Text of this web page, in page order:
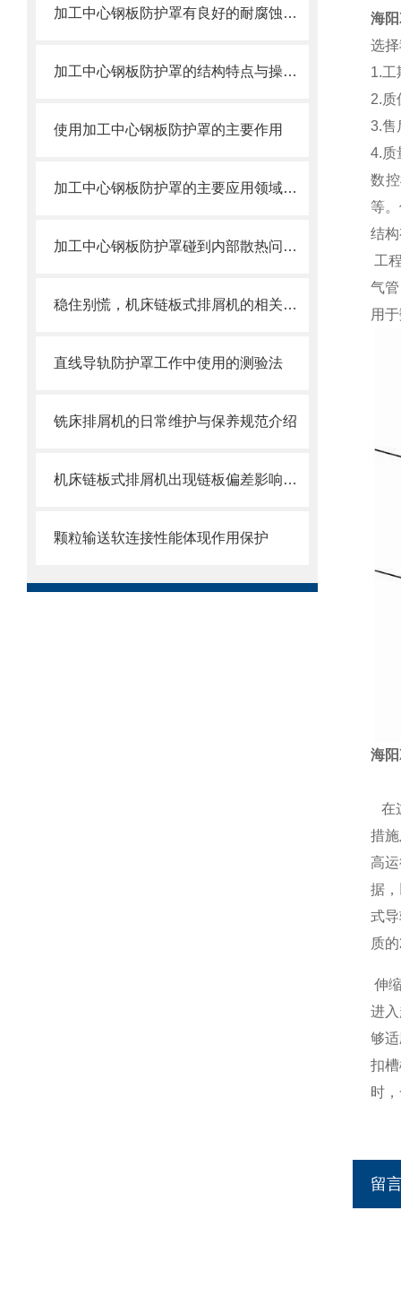
加工中心钢板防护罩有良好的耐腐蚀性，能在各种环境下长时间使用
加工中心钢板防护罩的结构特点与操作维护方式
使用加工中心钢板防护罩的主要作用
加工中心钢板防护罩的主要应用领域和产品的主要特性
加工中心钢板防护罩碰到内部散热问题改怎么办？这篇文章告诉你
稳住别慌，机床链板式排屑机的相关信息马上来
直线导轨防护罩工作中使用的测验法
铣床排屑机的日常维护与保养规范介绍
机床链板式排屑机出现链板偏差影响效率了怎么办？
颗粒输送软连接性能体现作用保护
海
选
1.工
2.质
3.售
4.质
数
等
结
工
气
用
海
在
措
高
据
式
质
伸
进
够
扣
时
留